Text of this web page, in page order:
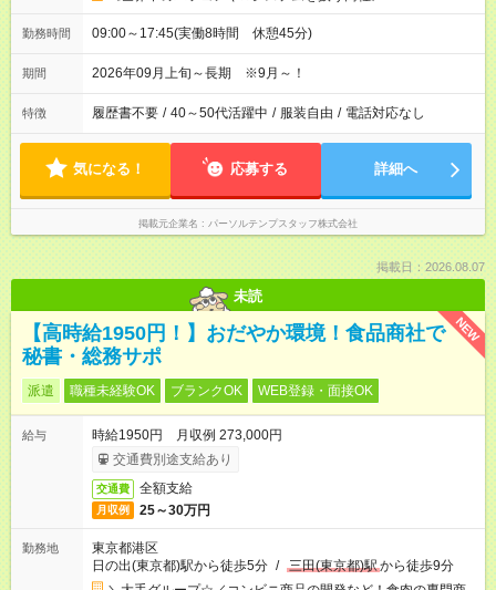
勤務時間 09:00～17:45(実働8時間 休憩45分)
期間 2026年09月上旬～長期 ※9月～！
特徴 履歴書不要 / 40～50代活躍中 / 服装自由 / 電話対応なし
気になる！ 応募する 詳細へ
掲載元企業名 パーソルテンプスタッフ株式会社
掲載日：2026.08.07
未読
NEW
【高時給1950円！】おだやか環境！食品商社で
秘書・総務サポ
派遣 職種未経験OK ブランクOK WEB登録・面接OK
給与
時給1950円 月収例 273,000円
交通費別途支給あり
交通費 全額支給
月収例 25～30万円
勤務地
東京都港区
日の出(東京都)駅から徒歩5分 / 三田(東京都)駅から徒歩9分